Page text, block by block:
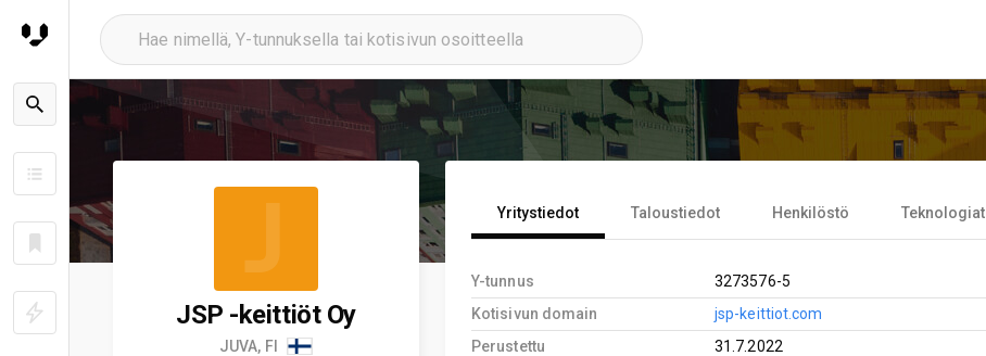
J
JSP -keittiöt Oy
JUVA, FI
Yritystiedot Taloustiedot Henkilöstö Teknologiat
Y-tunnus
3273576-5
Kotisivun domain
jsp-keittiot.com
Perustettu
31.7.2022